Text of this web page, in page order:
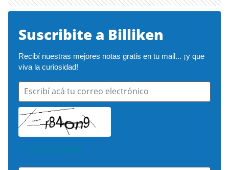
Suscribite a Billiken
Recibí nuestras mejores notas gratis en tu mail... ¡y que
viva la curiosidad!
Escribí acá tu correo electrónico
Cambiar imagen